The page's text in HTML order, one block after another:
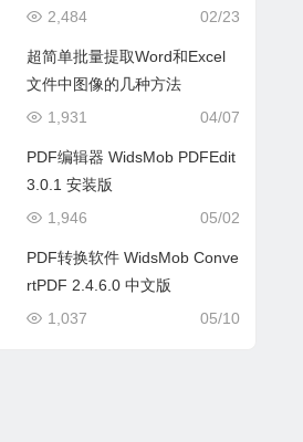
02/23
2,484
超简单批量提取Word和Excel
文件中图像的几种方法
04/07
1,931
PDF编辑器 WidsMob PDFEdit
3.0.1 安装版
05/02
1,946
PDF转换软件 WidsMob Conve
rtPDF 2.4.6.0 中文版
05/10
1,037